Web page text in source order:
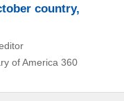
country,
of America 360